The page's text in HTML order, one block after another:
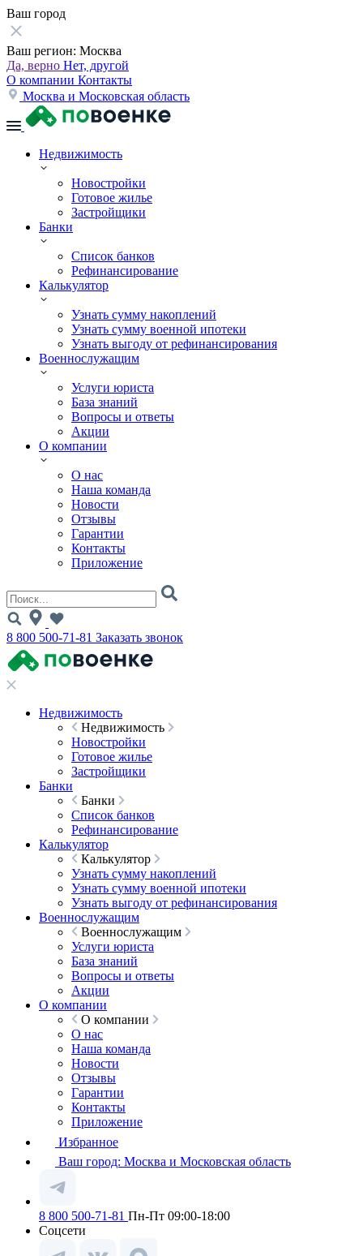
Ваш город
Ваш регион: Москва
Да, верно Нет, другой
О компании Контакты
Москва и Московская область
Недвижимость
Новостройки
Готовое жилье
Застройщики
Банки
Список банков
Рефинансирование
Калькулятор
Узнать сумму накоплений
Узнать сумму военной ипотеки
Узнать выгоду от рефинансирования
Военнослужащим
Услуги юриста
База знаний
Вопросы и ответы
Акции
О компании
О нас
Наша команда
Новости
Отзывы
Гарантии
Контакты
Приложение
8 800 500-71-81 Заказать звонок
Недвижимость
Недвижимость
Новостройки
Готовое жилье
Застройщики
Банки
Банки
Список банков
Рефинансирование
Калькулятор
Калькулятор
Узнать сумму накоплений
Узнать сумму военной ипотеки
Узнать выгоду от рефинансирования
Военнослужащим
Военнослужащим
Услуги юриста
База знаний
Вопросы и ответы
Акции
О компании
О компании
О нас
Наша команда
Новости
Отзывы
Гарантии
Контакты
Приложение
Избранное
Ваш город: Москва и Московская область
8 800 500-71-81 Пн-Пт 09:00-18:00
Соцсети